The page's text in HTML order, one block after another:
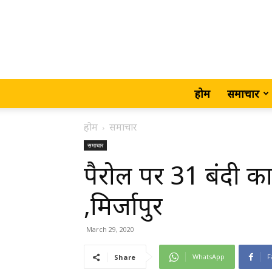
होम समाचार
होम समाचार
समाचार
पैरोल पर 31 बंदी
,मिर्जापुर
March 29, 2020
Share WhatsApp